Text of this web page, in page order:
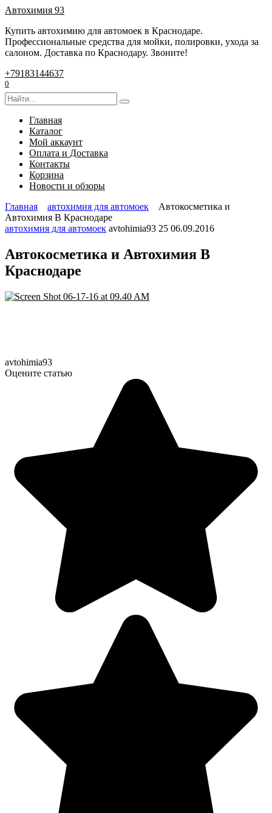
Перейти
содержанию
Автохимия 93
Купить автохимию для автомоек в Краснодаре.
Профессиональные средства для мойки, полировки, ухода за
салоном. Доставка по Краснодару. Звоните!
+79183144637
0
Search
for:
Главная
Каталог
Мой аккаунт
Оплата и Доставка
Контакты
Корзина
Новости и обзоры
Главная
автохимия для автомоек
Автокосметика и
Автохимия В Краснодаре
автохимия для автомоек avtohimia93 25 06.09.2016
Автокосметика и Автохимия В
Краснодаре
avtohimia93
Оцените статью